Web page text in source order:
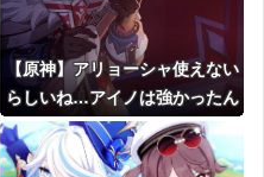
【原神】アリョーシャ使えない
らしいね…アイノは強かったん
だがなあ…